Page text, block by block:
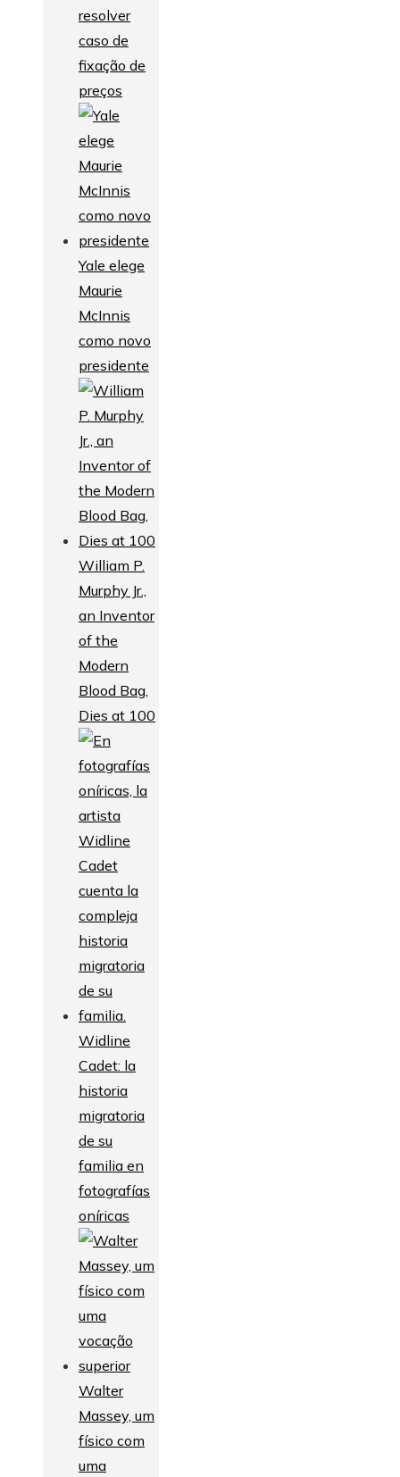
resolver
caso de
fixação de
preços
Yale elege
Maurie
McInnis
como novo
presidente
William P.
Murphy Jr.,
an Inventor
of the
Modern
Blood Bag,
Dies at 100
Widline
Cadet: la
historia
migratoria
de su
familia en
fotografías
oníricas
Walter
Massey, um
físico com
uma